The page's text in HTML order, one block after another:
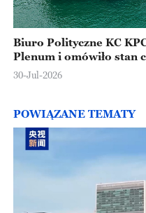
Biuro Polityczne KC
Plenum i omówiło stan
30-Jul-2026
POWIĄZANE TEMATY